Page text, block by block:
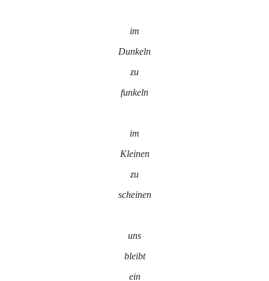
im
Dunkeln
zu
funkeln
im
Kleinen
zu
scheinen
uns
bleibt
ein